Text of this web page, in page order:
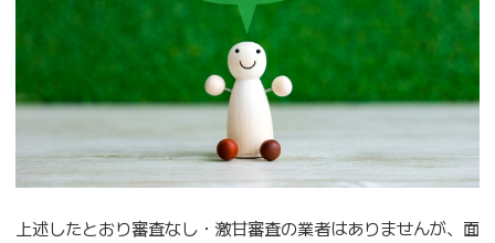
上述したとおり審査なし・激甘審査の業者はありませんが、面